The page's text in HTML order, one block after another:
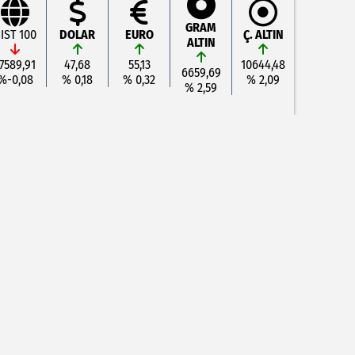
100
0,08
DOLAR
47,68
% 0,18
EURO
55,13
% 0,32
GRAM
ALTIN
6659,69
% 2,59
Ç. ALTIN
10644,48
% 2,09